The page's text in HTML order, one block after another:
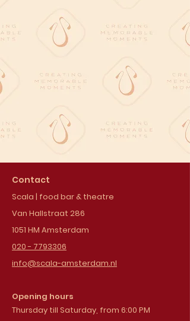
Contact
Scala | food bar & theatre
Van Hallstraat 286
1051 HM Amsterdam
020 - 7793306
info@scala-amsterdam.nl
Opening hours
Thursday till Saturday, from 6:00 PM